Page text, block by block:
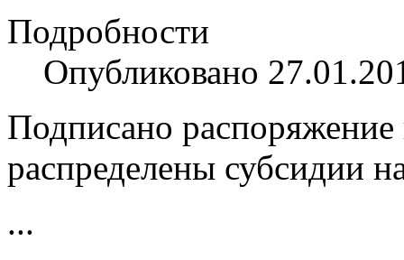
Подробности
Опубликовано
Подписано
распределены субсидии
...